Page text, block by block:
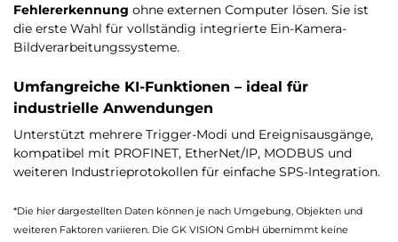
Fehlererkennung ohne externen Computer lösen. Sie ist
die erste Wahl für vollständig integrierte Ein-Kamera-
Bildverarbeitungssysteme.
Umfangreiche KI-Funktionen – ideal für
industrielle Anwendungen
Unterstützt mehrere Trigger-Modi und Ereignisausgänge,
kompatibel mit PROFINET, EtherNet/IP, MODBUS und
weiteren Industrieprotokollen für einfache SPS-Integration.
*Die hier dargestellten Daten können je nach Umgebung, Objekten und
weiteren Faktoren variieren. Die GK VISION GmbH übernimmt keine